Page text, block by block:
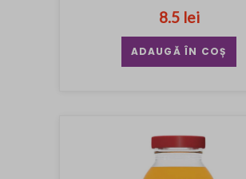
8.5 lei
ADAUGĂ ÎN COȘ